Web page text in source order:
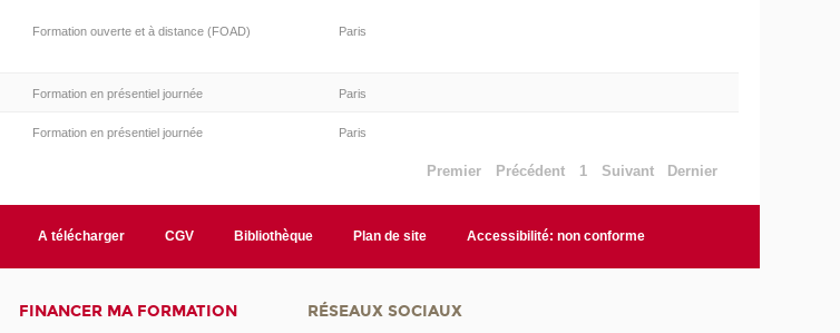
Formation ouverte et à distance (FOAD) Paris
Formation en présentiel journée Paris
Formation en présentiel journée Paris
Premier Précédent 1 Suivant Dernier
A télécharger CGV Bibliothèque Plan de site Accessibilité: non conforme
FINANCER MA FORMATION RÉSEAUX SOCIAUX